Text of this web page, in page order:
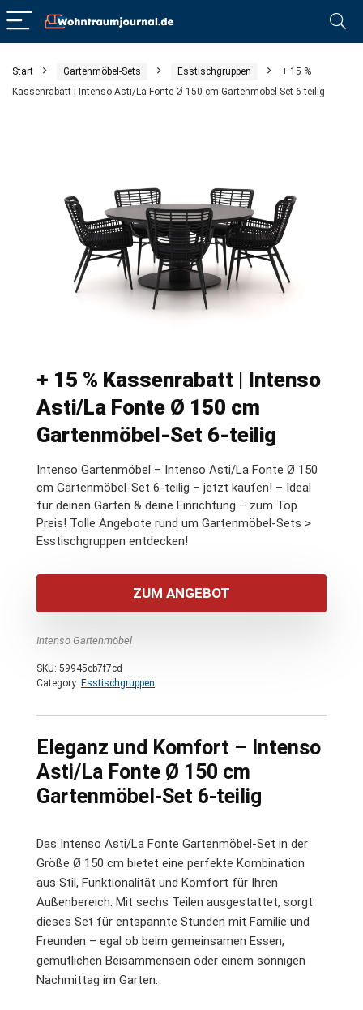
Start Gartenmöbel-Sets Esstischgruppen
+ 15 %
Kassenrabatt | Intenso Asti/La Fonte Ø 150 cm Gartenmöbel-Set 6-teilig
+ 15 % Kassenrabatt | Intenso
Asti/La Fonte Ø 150 cm
Gartenmöbel-Set 6-teilig
Intenso Gartenmöbel – Intenso Asti/La Fonte Ø 150
cm Gartenmöbel-Set 6-teilig – jetzt kaufen! – Ideal
für deinen Garten & deine Einrichtung – zum Top
Preis! Tolle Angebote rund um Gartenmöbel-Sets >
Esstischgruppen entdecken!
ZUM ANGEBOT
Intenso Gartenmöbel
SKU: 59945cb7f7cd
Category: Esstischgruppen
Eleganz und Komfort – Intenso
Asti/La Fonte Ø 150 cm
Gartenmöbel-Set 6-teilig
Das Intenso Asti/La Fonte Gartenmöbel-Set in der
Größe Ø 150 cm bietet eine perfekte Kombination
aus Stil, Funktionalität und Komfort für Ihren
Außenbereich. Mit sechs Teilen ausgestattet, sorgt
dieses Set für entspannte Stunden mit Familie und
Freunden – egal ob beim gemeinsamen Essen,
gemütlichen Beisammensein oder einem sonnigen
Nachmittag im Garten.